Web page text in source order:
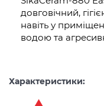
довговічний,
навіть у
водою та
Характеристики: